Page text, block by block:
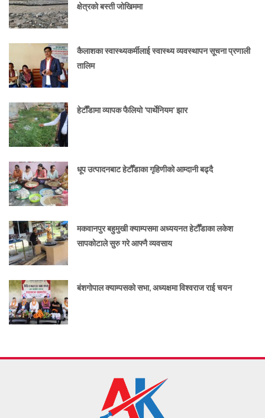
क्षेत्रको बस्ती जोखिममा
कैलाशका स्वास्थ्यकर्मीलाई स्वास्थ्य व्यवस्थापन सूचना प्रणाली
तालिम
हेटौँडामा व्यापक फैलियो ‘पार्थेनियम’ झार
धूप उत्पादनबाट हेटौँडाका गृहिणीको आम्दानी बढ्दै
मकवानपुर बहुमुखी क्याम्पसमा अध्ययनत हेटौँडाका लकेश
सापकोटाले सुरु गरे आफ्नै व्यवसाय
बंशगोपाल क्याम्पसको सभा, अध्यक्षमा विश्वराज राई चयन